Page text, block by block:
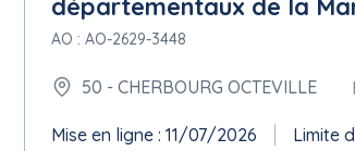
Informations relatives à l'ouverture publique :
Date d'ouverture : 26/06/2026 à 09:00
Conditions du marché :
départementaux de la
AO : AO-2629-3448
50 - CHERBOURG OCTEVILLE
Mise en ligne : 11/07/2026 Limite